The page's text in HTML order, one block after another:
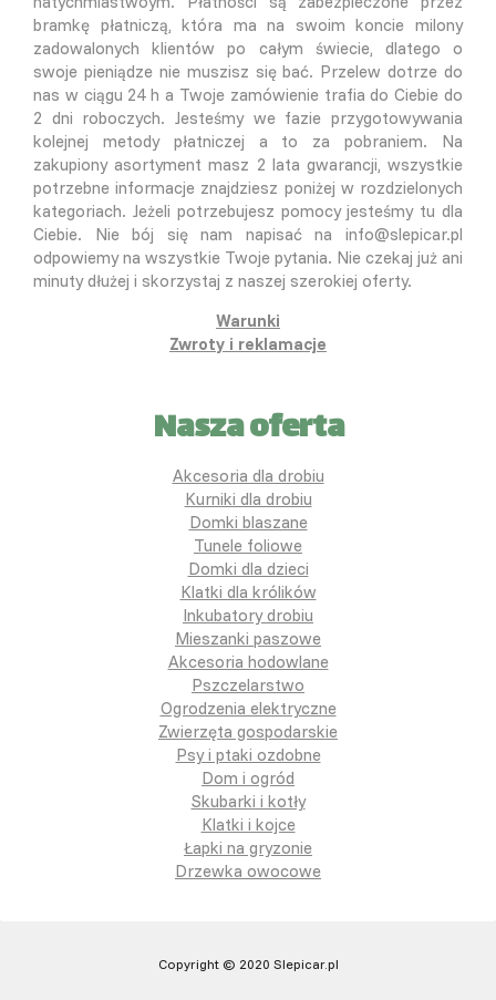
bramkę płatniczą, która ma na swoim koncie milony
zadowalonych klientów po całym świecie, dlatego o
swoje pieniądze nie muszisz się bać. Przelew dotrze do
nas w ciągu 24 h a Twoje zamówienie trafia do Ciebie do
2 dni roboczych. Jesteśmy we fazie przygotowywania
kolejnej metody płatniczej a to za pobraniem. Na
zakupiony asortyment masz 2 lata gwarancji, wszystkie
potrzebne informacje znajdziesz poniżej w rozdzielonych
kategoriach. Jeżeli potrzebujesz pomocy jesteśmy tu dla
Ciebie. Nie bój się nam napisać na info@slepicar.pl
odpowiemy na wszystkie Twoje pytania. Nie czekaj już ani
minuty dłużej i skorzystaj z naszej szerokiej oferty.
Warunki
Zwroty i reklamacje
Nasza oferta
Akcesoria dla drobiu
Kurniki dla drobiu
Domki blaszane
Tunele foliowe
Domki dla dzieci
Klatki dla królików
Inkubatory drobiu
Mieszanki paszowe
Akcesoria hodowlane
Pszczelarstwo
Ogrodzenia elektryczne
Zwierzęta gospodarskie
Psy i ptaki ozdobne
Dom i ogród
Skubarki i kotły
Klatki i kojce
Łapki na gryzonie
Drzewka owocowe
Copyright © 2020 Slepicar.pl